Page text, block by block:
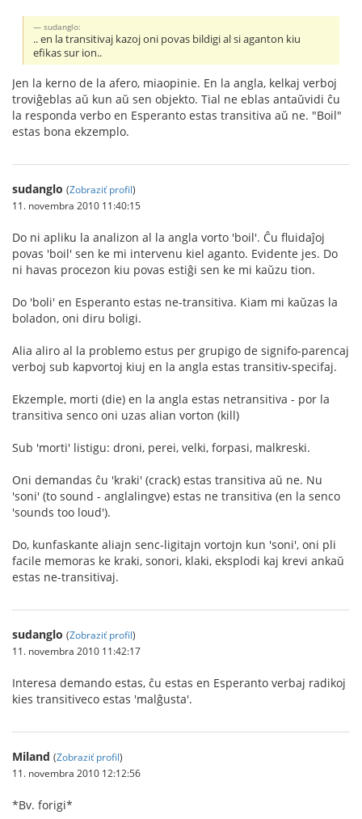
sudanglo:
.. en la transitivaj kazoj oni povas bildigi al si aganton kiu
efikas sur ion..
Jen la kerno de la afero, miaopinie. En la angla, kelkaj verboj
troviĝeblas aŭ kun aŭ sen objekto. Tial ne eblas antaŭvidi ĉu
la responda verbo en Esperanto estas transitiva aŭ ne. "Boil"
estas bona ekzemplo.
sudanglo (Zobraziť profil)
11. novembra 2010 11:40:15
Do ni apliku la analizon al la angla vorto 'boil'. Ĉu fluidaĵoj
povas 'boil' sen ke mi intervenu kiel aganto. Evidente jes. Do
ni havas procezon kiu povas estiĝi sen ke mi kaŭzu tion.
Do 'boli' en Esperanto estas ne-transitiva. Kiam mi kaŭzas la
boladon, oni diru boligi.
Alia aliro al la problemo estus per grupigo de signifo-parencaj
verboj sub kapvortoj kiuj en la angla estas transitiv-specifaj.
Ekzemple, morti (die) en la angla estas netransitiva - por la
transitiva senco oni uzas alian vorton (kill)
Sub 'morti' listigu: droni, perei, velki, forpasi, malkreski.
Oni demandas ĉu 'kraki' (crack) estas transitiva aŭ ne. Nu
'soni' (to sound - anglalingve) estas ne transitiva (en la senco
'sounds too loud').
Do, kunfaskante aliajn senc-ligitajn vortojn kun 'soni', oni pli
facile memoras ke kraki, sonori, klaki, eksplodi kaj krevi ankaŭ
estas ne-transitivaj.
sudanglo (Zobraziť profil)
11. novembra 2010 11:42:17
Interesa demando estas, ĉu estas en Esperanto verbaj radikoj
kies transitiveco estas 'malĝusta'.
Miland (Zobraziť profil)
11. novembra 2010 12:12:56
*Bv. forigi*